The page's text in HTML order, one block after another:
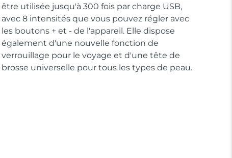
être utilisée jusqu'à 300 fois par charge USB,
avec 8 intensités que vous pouvez régler avec
les boutons + et - de l'appareil. Elle dispose
également d'une nouvelle fonction de
verrouillage pour le voyage et d'une tête de
brosse universelle pour tous les types de peau.